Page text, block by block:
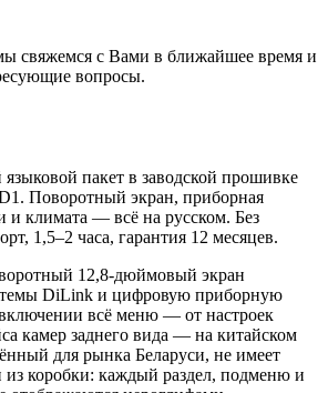
свяжемся с Вами в ближайшее время и
вопросы.
пакет в заводской прошивке
Поворотный экран, приборная
и климата — всё на русском. Без
1,5–2 часа, гарантия 12 месяцев.
12,8-дюймовый экран
DiLink и цифровую приборную
всё меню — от настроек
камер заднего вида — на китайском
для рынка Беларуси, не имеет
из коробки: каждый раздел, подменю и